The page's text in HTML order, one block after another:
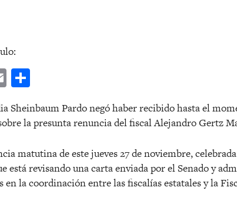
Email
Sheinbaum Pardo negó haber recibido hasta el
la presunta renuncia del fiscal Alejandro Gertz
matutina de este jueves 27 de noviembre,
está revisando una carta enviada por el Senado y
en la coordinación entre las fiscalías estatales y la